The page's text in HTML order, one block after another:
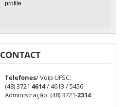
CONTACT
Telefones/ Voip UFSC:
(48) 3721 4614/ 4613 / 5456
Administração: (48) 3721-2314